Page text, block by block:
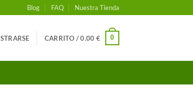
Blog FAQ Nuestra Tienda
CARRITO /0.00 € 0